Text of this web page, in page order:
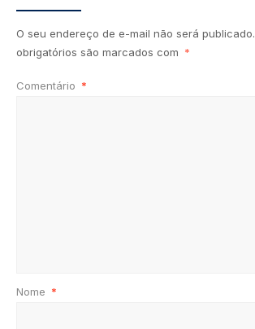
O seu endereço de e-mail não será publicado.
obrigatórios são marcados com *
Comentário *
Nome *